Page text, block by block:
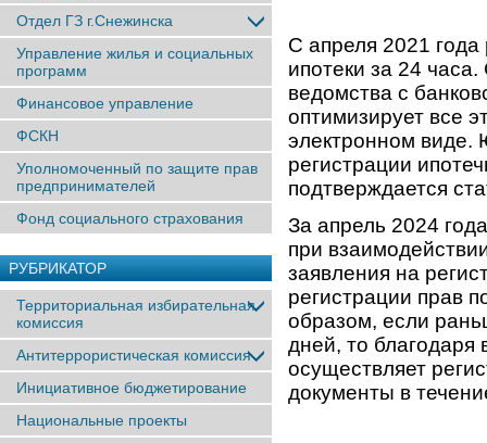
Отдел ГЗ г.Снежинска
Управление жилья и социальных
программ
Финансовое управление
ФСКН
Уполномоченный по защите прав
предпринимателей
Фонд социального страхования
РУБРИКАТОР
Территориальная избирательная
комиссия
Антитеррористическая комиссия
Инициативное бюджетирование
Национальные проекты
С апреля 2021 года
ипотеки за 24
ведомства с
оптимизирует все
электронном виде.
регистрации
подтверждается
За апрель 2024
при
заявления на
регистрации прав
образом, если
дней, то благодаря
осуществляет
документы в